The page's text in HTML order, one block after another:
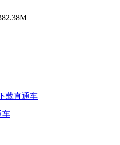
载直通车
车